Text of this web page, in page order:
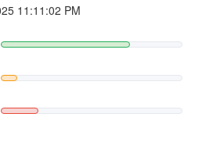
11:11:02 PM